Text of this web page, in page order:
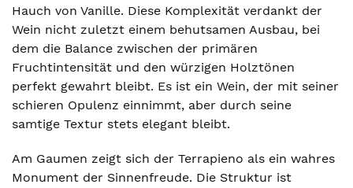
Hauch von Vanille. Diese Komplexität verdankt der
Wein nicht zuletzt einem behutsamen Ausbau, bei
dem die Balance zwischen der primären
Fruchtintensität und den würzigen Holztönen
perfekt gewahrt bleibt. Es ist ein Wein, der mit seiner
schieren Opulenz einnimmt, aber durch seine
samtige Textur stets elegant bleibt.
Am Gaumen zeigt sich der Terrapieno als ein wahres
Monument der Sinnenfreude. Die Struktur ist